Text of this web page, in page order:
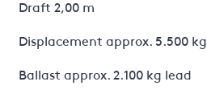
Draft 2,00 m
Displacement approx. 5.500 kg
Ballast approx. 2.100 kg lead